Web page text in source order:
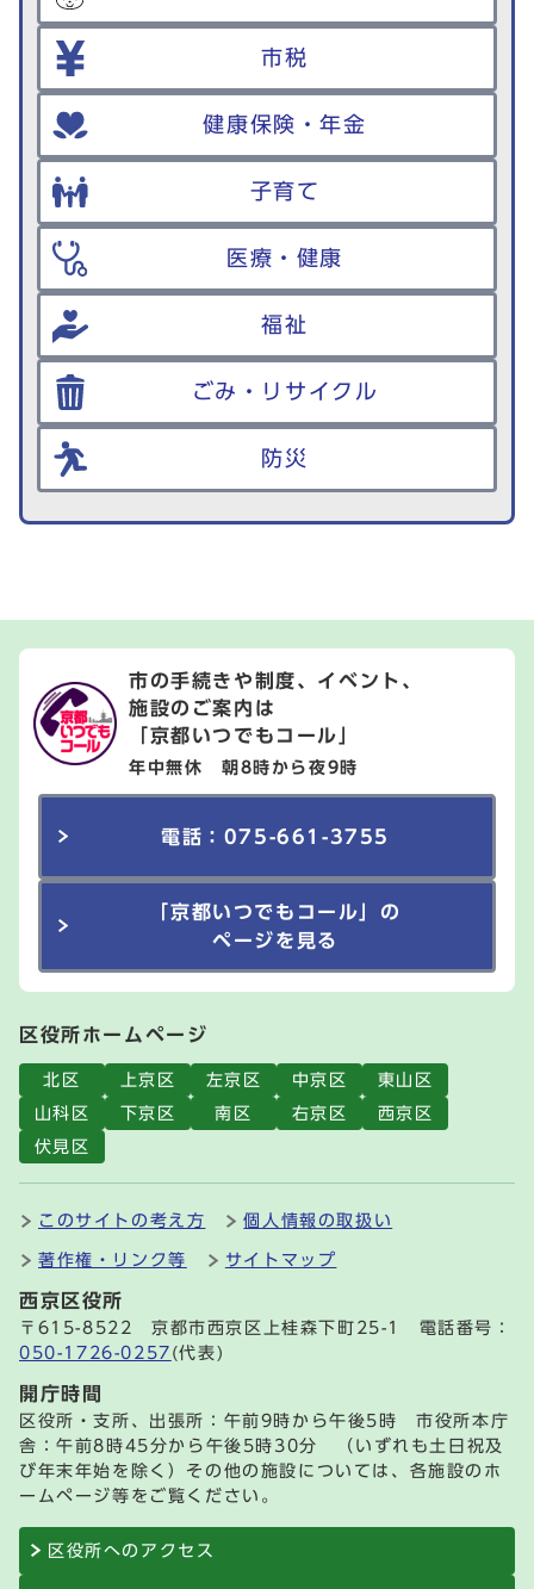
市税
健康保険・年金
子育て
医療・健康
福祉
ごみ・リサイクル
防災
市の手続きや制度、イベント、
施設のご案内は
「京都いつでもコール」
年中無休 朝8時から夜9時
電話：075-661-3755
「京都いつでもコール」の
ページを見る
区役所ホームページ
北区 上京区 左京区 中京区
東山区
山科区
下京区 南区 右京区
西京区
伏見区
このサイトの考え方 個人情報の取扱い
著作権・リンク等 サイトマップ
西京区役所
〒615-8522 京都市西京区上桂森下町25-1 電話番号：
050-1726-0257 (代表)
開庁時間
区役所・支所、出張所：午前9時から午後5時 市役所本庁
舎：午前8時45分から午後5時30分 （いずれも土日祝及
び年末年始を除く）その他の施設については、各施設のホ
ームページ等をご覧ください。
区役所へのアクセス